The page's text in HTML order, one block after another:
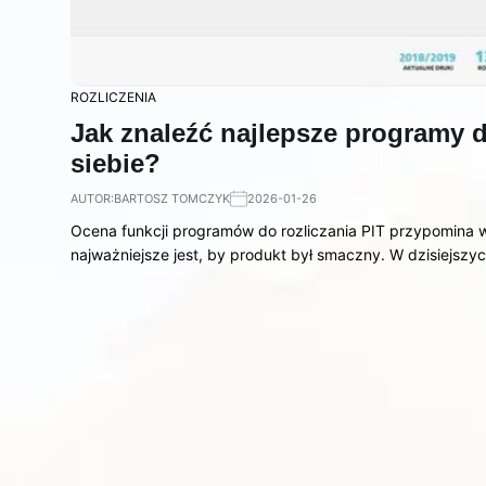
ROZLICZENIA
Jak znaleźć najlepsze programy
siebie?
AUTOR:BARTOSZ TOMCZYK 2026-01-26
Ocena funkcji programów do rozliczania PIT
najważniejsze jest, by produkt był smaczny. W